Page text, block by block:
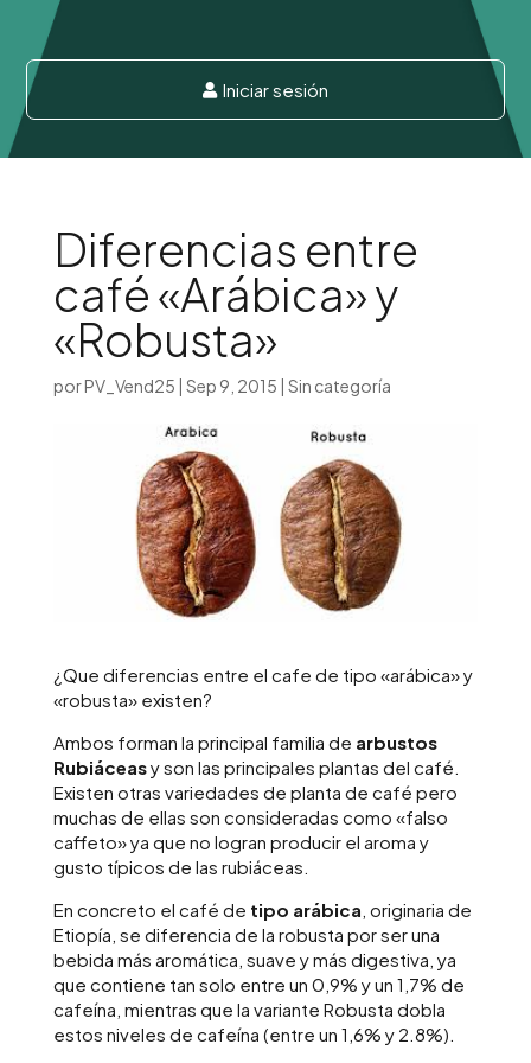
 Iniciar sesión
Diferencias entre
café «Arábica» y
«Robusta»
porPV_Vend25 | Sep 9, 2015 | Sin categoría
¿Que diferencias entre el cafe de tipo «arábica» y
«robusta» existen?
Ambos forman la principal familia de arbustos
Rubiáceasy son las principales plantas del café.
Existen otras variedades de planta de café pero
muchas de ellas son consideradas como «falso
caffeto» ya que no logran producir el aroma y
gusto típicos de las rubiáceas.
En concreto el café de tipo arábica , originaria de
Etiopía, se diferencia de la robusta por ser una
bebida más aromática, suave y más digestiva, ya
que contiene tan solo entre un 0,9% y un 1,7% de
cafeína, mientras que la variante Robusta dobla
estos niveles de cafeína (entre un 1,6% y 2.8%).